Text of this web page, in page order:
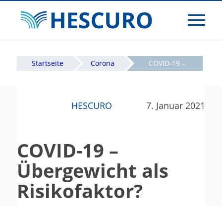
Startseite Corona
COVID-19 –
Risikofaktor?
HESCURO 7. Januar 2021
COVID-19 –
Übergewicht als
Risikofaktor?